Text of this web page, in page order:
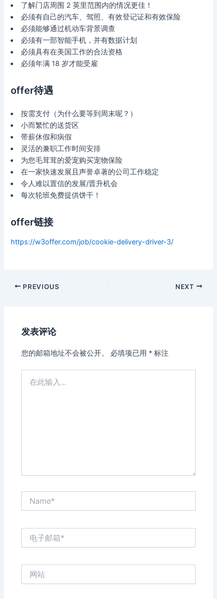
了解门店周围 2 英里范围内的情况更佳！
必须有自己的汽车、驾照、有效登记证和有效保险
必须能够通过机动车背景调查
必须有一部智能手机，并有数据计划
必须具有在美国工作的合法资格
必须年满 18 岁才能受雇
offer待遇
按需支付（为什么要等到周末呢？）
小而繁忙的送货区
带薪休假和病假
灵活的兼职工作时间安排
为您毛茸茸的爱宠购买宠物保险
在一家快速发展且声誉卓著的公司工作稳定
令人难以置信的发展/晋升机会
每次轮班免费提供饼干！
offer链接
https://w3offer.com/job/cookie-delivery-driver-3/
Post
PREVIOUS NEXT
发表评论
您的邮箱地址不会被公开。 必填项已用 * 标注